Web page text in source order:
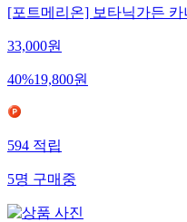
[포트메리온] 보타닉가든
33,000원
40%19,800원
594 적립
5명 구매중